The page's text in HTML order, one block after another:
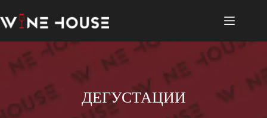
к
сути
ДЕГУСТАЦИИ